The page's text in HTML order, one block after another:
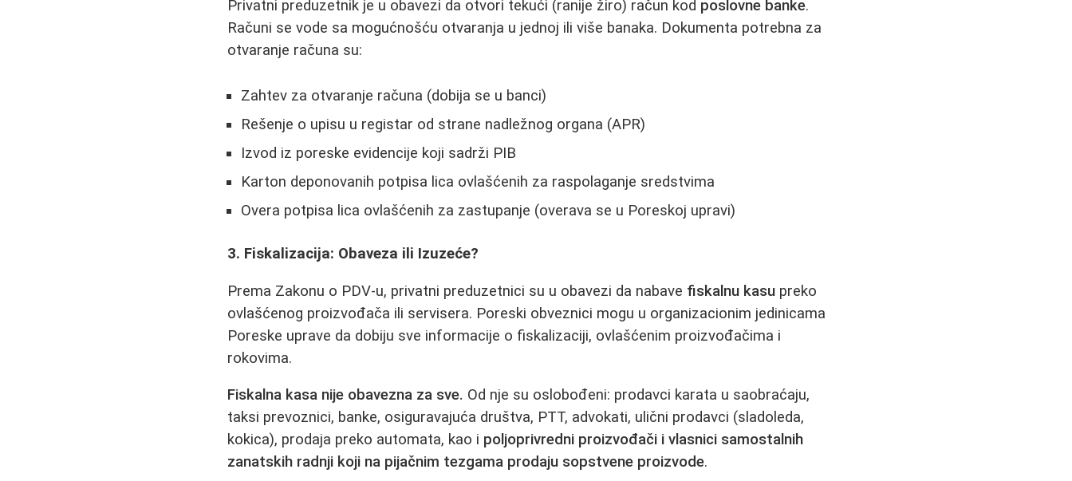
Privatni preduzetnik je u obavezi da otvori tekući (ranije žiro) račun kod poslovne banke.
Računi se vode sa mogućnošću otvaranja u jednoj ili više banaka. Dokumenta potrebna za
otvaranje računa su:
Zahtev za otvaranje računa (dobija se u banci)
Rešenje o upisu u registar od strane nadležnog organa (APR)
Izvod iz poreske evidencije koji sadrži PIB
Karton deponovanih potpisa lica ovlašćenih za raspolaganje sredstvima
Overa potpisa lica ovlašćenih za zastupanje (overava se u Poreskoj upravi)
3. Fiskalizacija: Obaveza ili Izuzeće?
Prema Zakonu o PDV-u, privatni preduzetnici su u obavezi da nabave fiskalnu kasu preko
ovlašćenog proizvođača ili servisera. Poreski obveznici mogu u organizacionim jedinicama
Poreske uprave da dobiju sve informacije o fiskalizaciji, ovlašćenim proizvođačima i
rokovima.
Fiskalna kasa nije obavezna za sve. Od nje su oslobođeni: prodavci karata u saobraćaju,
taksi prevoznici, banke, osiguravajuća društva, PTT, advokati, ulični prodavci (sladoleda,
kokica), prodaja preko automata, kao i poljoprivredni proizvođači i vlasnici samostalnih
zanatskih radnji koji na pijačnim tezgama prodaju sopstvene proizvode.